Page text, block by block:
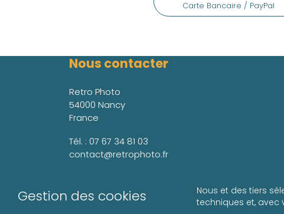
Gestion des cookies
Nous et des tiers
techniques et, avec
Carte Bancaire / PayPal
Nous contacter
Retro Photo
54000 Nancy
France
Tél. : 07 67 34 81 03
contact@retrophoto.fr